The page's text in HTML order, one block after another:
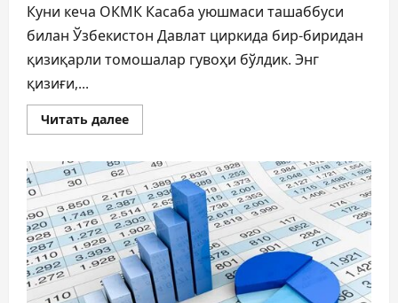
Куни кеча ОКМК Касаба уюшмаси ташаббуси
билан Ўзбекистон Давлат циркида бир-биридан
қизиқарли томошалар гувоҳи бўлдик. Энг
қизиғи,...
Читать далееПрочитать
больше
БИЛАН
ТИЛЛАШАОЛГАН
ОТАБЕК